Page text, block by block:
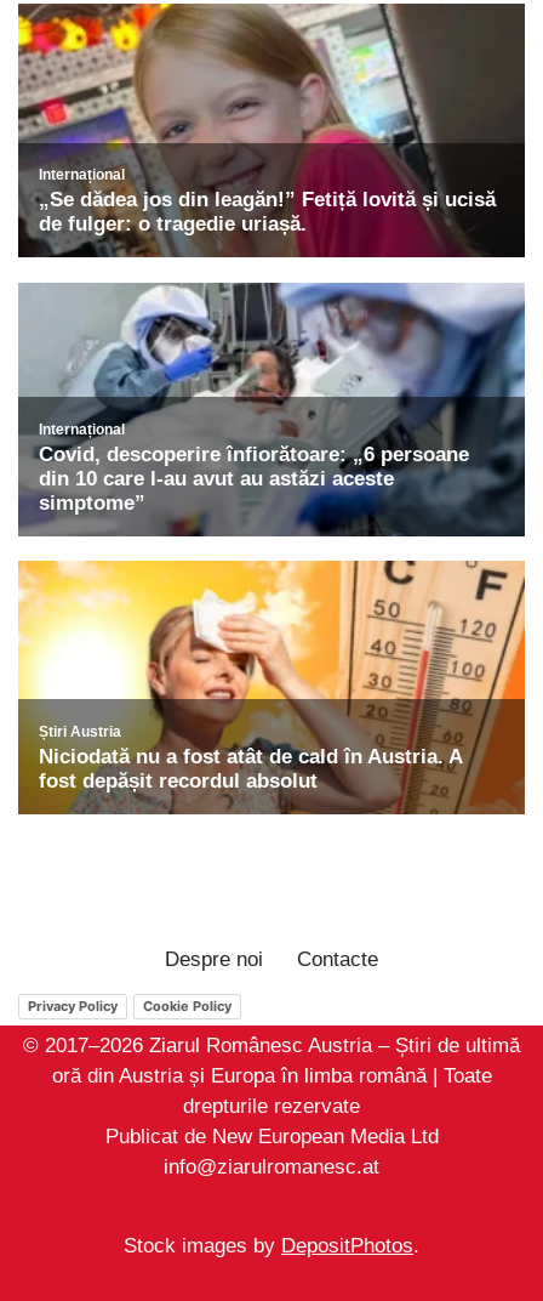
Despre noi Contacte
Privacy Policy Cookie Policy
© 2017–2026 Ziarul Românesc Austria – Știri de ultimă
oră din Austria și Europa în limba română | Toate
drepturile rezervate
Publicat de New European Media Ltd
info@ziarulromanesc.at
Stock images by DepositPhotos.